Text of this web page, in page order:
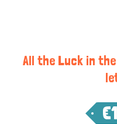
All the Luck in
€